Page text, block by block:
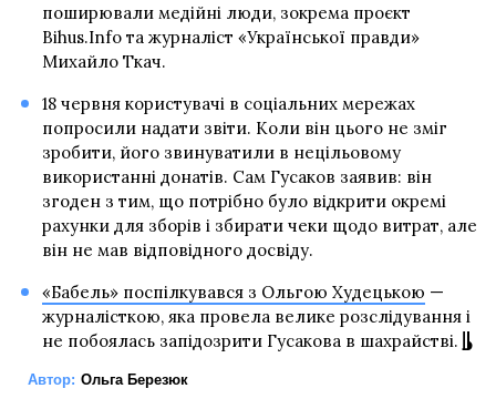
поширювали медійні люди, зокрема проєкт
Bihus.Info та журналіст «Української правди»
Михайло Ткач.
18 червня користувачі в соціальних мережах
попросили надати звіти. Коли він цього не зміг
зробити, його звинуватили в нецільовому
використанні донатів. Сам Гусаков заявив: він
згоден з тим, що потрібно було відкрити окремі
рахунки для зборів і збирати чеки щодо витрат, але
він не мав відповідного досвіду.
«‎Бабель»‎ поспілкувався з Ольгою Худецькою —
журналісткою, яка провела велике розслідування і
не побоялась запідозрити Гусакова в шахрайстві.
Автор: Ольга Березюк